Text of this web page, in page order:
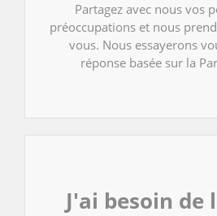
Partagez avec nous vos
préoccupations et nous
vous. Nous essayerons
réponse basée sur la
J'ai besoin de